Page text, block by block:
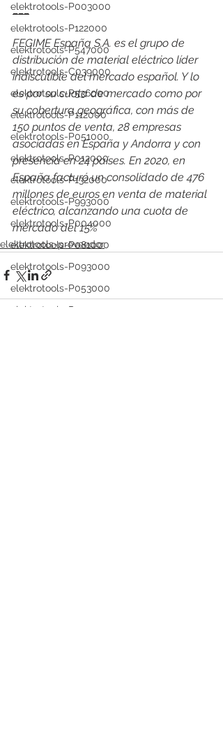
elektrotools-P003000
elektrotools-P122000
elektrotools-P547000
elektrotools-C039000
elektrotools-P536000
elektrotools-P112000
elektrotools-P051000
elektrotools-P012000
elektrotools-P132000
elektrotools-P993000
elektrotools-P004000
elektrotools-P081000
elektrotools-P093000
elektrotools-P053000
elektrotools-P019000
___
FEGIME España S.A. es el grupo de
distribución de material eléctrico líder
indiscutible del mercado español. Y lo
es por su cuota de mercado como por
su cobertura geográfica, con más de
150 puntos de venta, 28 empresas
asociadas en España y Andorra y con
presencia en 24 países. En 2020, en
España facturó un consolidado de 476
millones de euros en venta de material
eléctrico, alcanzando una cuota de
mercado del 15%
elektrotools-proveedor